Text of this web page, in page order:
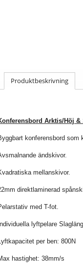
Produktbeskrivning
Arktis/Höj &
konferensbord som
ändskivor.
mellanskivor.
direktlaminerad
med T-fot.
lyftpelare
per ben: 800N
hastighet: 38mm/s